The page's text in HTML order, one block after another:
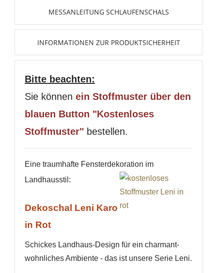
MESSANLEITUNG SCHLAUFENSCHALS
INFORMATIONEN ZUR PRODUKTSICHERHEIT
Bitte beachten:
Sie können ein Stoffmuster über den
blauen Button "Kostenloses
Stoffmuster" bestellen.
Eine traumhafte Fensterdekoration im
Landhausstil:
Dekoschal Leni Karo
in Rot
Schickes Landhaus-Design für ein charmant-
wohnliches Ambiente - das ist unsere Serie Leni.